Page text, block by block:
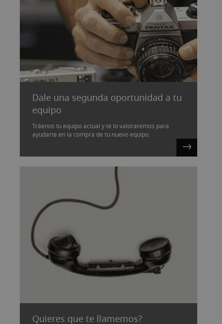
Dale una segunda oportunidad a tu
equipo
Tráenos tu equipo actual y te lo valoraremos para
ayudarte en la compra de tu nuevo equipo.
Quieres que te llamemos?